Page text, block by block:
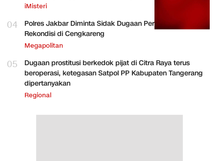
iMisteri
04
Polres Jakbar Diminta Sidak Dugaan Perakitan HP
Rekondisi di Cengkareng
Megapolitan
05
Dugaan prostitusi berkedok pijat di Citra Raya terus
beroperasi, ketegasan Satpol PP Kabupaten Tangerang
dipertanyakan
Regional